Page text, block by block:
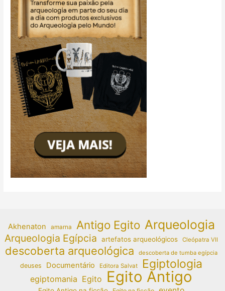
Akhenaton amarna Antigo Egito Arqueologia
Arqueologia Egípcia artefatos arqueológicos Cleópatra VII
descoberta arqueológica descoberta de tumba egípcia
deuses Documentário Editora Salvat Egiptologia
egiptomania Egito Egito Antigo